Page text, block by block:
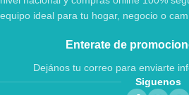
equipo ideal para tu hogar, negocio o
Enterate de
Dejános tu correo para enviarte
Siguenos